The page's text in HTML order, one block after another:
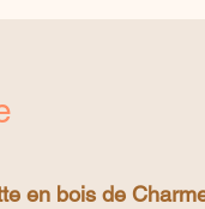
en bois de